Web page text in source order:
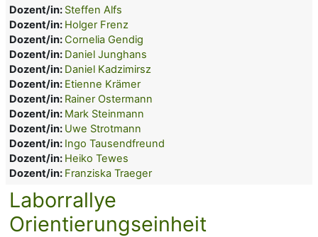
Dozent/in: Steffen Alfs
Dozent/in: Holger Frenz
Dozent/in:Cornelia Gendig
Dozent/in: Daniel Junghans
Dozent/in: Daniel Kadzimirsz
Dozent/in: Etienne Krämer
Dozent/in: Rainer Ostermann
Dozent/in: Mark Steinmann
Dozent/in: Uwe Strotmann
Dozent/in: Ingo Tausendfreund
Dozent/in: Heiko Tewes
Dozent/in: Franziska Traeger
Laborrallye
Orientierungseinheit